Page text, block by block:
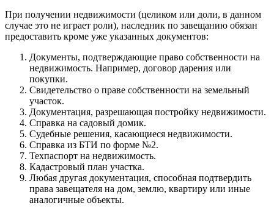
При получении недвижимости (целиком или доли, в данном
случае это не играет роли), наследник по завещанию обязан
предоставить кроме уже указанных документов:
Документы, подтверждающие право собственности на
недвижимость. Например, договор дарения или
покупки.
Свидетельство о праве собственности на земельный
участок.
Документация, разрешающая постройку недвижимости.
Справка на садовый домик.
Судебные решения, касающиеся недвижимости.
Справка из БТИ по форме №2.
Техпаспорт на недвижимость.
Кадастровый план участка.
Любая другая документация, способная подтвердить
права завещателя на дом, землю, квартиру или иные
аналогичные объекты.